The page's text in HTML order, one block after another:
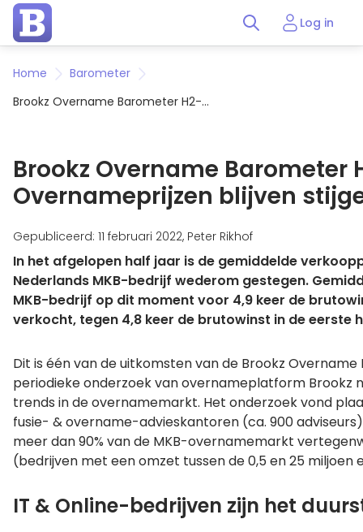
Log in
Home
Barometer
Brookz Overname Barometer H2-
Brookz Overname Barometer
Overnameprijzen blijven
Gepubliceerd: 11 februari 2022, Peter Rikhof
In het afgelopen half jaar is de gemiddelde
Nederlands MKB-bedrijf wederom gestegen.
MKB-bedrijf op dit moment voor 4,9 keer de
verkocht, tegen 4,8 keer de brutowinst in de eerste
Dit is één van de uitkomsten van de Brookz
periodieke onderzoek van overnameplatform Brookz
trends in de overnamemarkt. Het onderzoek vond
fusie- & overname-advieskantoren (ca. 900
meer dan 90% van de MKB-overnamemarkt
(bedrijven met een omzet tussen de 0,5 en 25 miljoen
IT & Online-bedrijven zijn het